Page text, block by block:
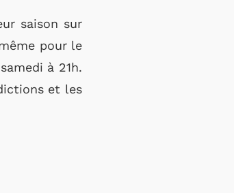
saison sur
pour le
à 21h.
et les